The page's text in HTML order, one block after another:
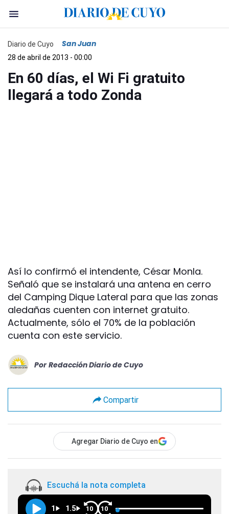
Diario de Cuyo San Juan
28 de abril de 2013 - 00:00
En 60 días, el Wi Fi gratuito
llegará a todo Zonda
Así lo confirmó el intendente, César Monla.
Señaló que se instalará una antena en cerro
del Camping Dique Lateral para que las zonas
aledañas cuenten con internet gratuito.
Actualmente, sólo el 70% de la población
cuenta con este servicio.
Por Redacción Diario de Cuyo
Compartir
Agregar Diario de Cuyo en
Escuchá la nota completa
1 1.5 10 10